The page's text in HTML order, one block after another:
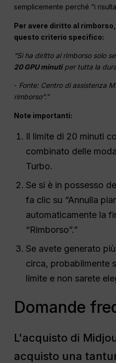
semplicemente perché “i
Per avere diritto al
questo criterio specifico:
“Si ha diritto al rimborso solo
20 GPUminutiper tutta la
- Fonte: Centro di assistenza
rimborso”.”
Note importanti:
Il limite di 20 minuti
combinato delle
Turbo.
Se si è in possesso
fa clic su “Annulla
automaticamente la
“Rimborso”.”
Se avete generato
circa, probabilmente
limite e non sarete
Domande
L'acquisto di
acquisto una